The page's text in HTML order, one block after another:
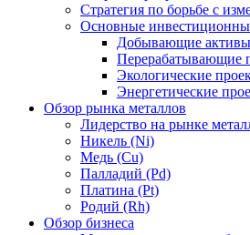
Стратегия по борьбе с
Основные
Добывающие активы
Перерабатывающие
Экологические
Энергетические
Обзор рынка металлов
Лидерство на рынке
Никель (Ni)
Медь (Cu)
Палладий (Pd)
Платина (Pt)
Родий (Rh)
Обзор бизнеса